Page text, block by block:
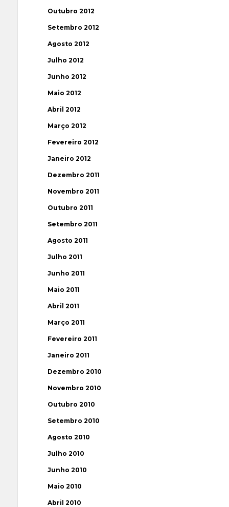
Outubro 2012
Setembro 2012
Agosto 2012
Julho 2012
Junho 2012
Maio 2012
Abril 2012
Março 2012
Fevereiro 2012
Janeiro 2012
Dezembro 2011
Novembro 2011
Outubro 2011
Setembro 2011
Agosto 2011
Julho 2011
Junho 2011
Maio 2011
Abril 2011
Março 2011
Fevereiro 2011
Janeiro 2011
Dezembro 2010
Novembro 2010
Outubro 2010
Setembro 2010
Agosto 2010
Julho 2010
Junho 2010
Maio 2010
Abril 2010